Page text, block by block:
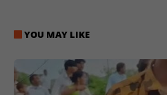
YOU MAY LIKE